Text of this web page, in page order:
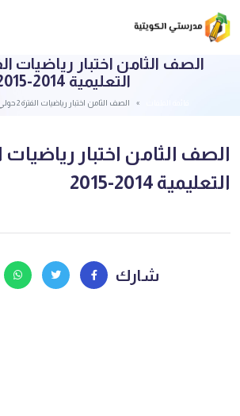
التعليمية 2014-2015
الصف الثامن اختبار رياضيات الفترة 2 حولي التعليمية 2014-2015
التعليمية 2014-2015
شارك